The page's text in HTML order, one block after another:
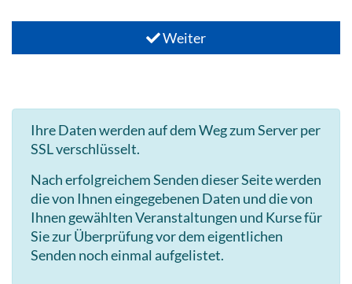
Weiter
Ihre Daten werden auf dem Weg zum Server per
SSL verschlüsselt.
Nach erfolgreichem Senden dieser Seite werden
die von Ihnen eingegebenen Daten und die von
Ihnen gewählten Veranstaltungen und Kurse für
Sie zur Überprüfung vor dem eigentlichen
Senden noch einmal aufgelistet.